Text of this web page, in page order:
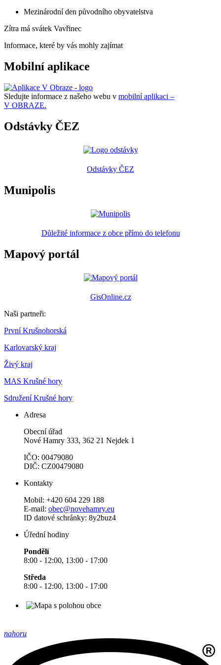
Mezinárodní den původního obyvatelstva
Zítra má svátek Vavřinec
Informace, které by vás mohly zajímat
Mobilní aplikace
Sledujte informace z našeho webu v mobilní aplikaci –
V OBRAZE.
Odstávky ČEZ
Odstávky ČEZ
Munipolis
Důležité informace z obce přímo do telefonu
Mapový portál
GisOnline.cz
Naši partneři:
První Krušnohorská
Karlovarský kraj
Živý kraj
MAS Krušné hory
Sdružení Krušné hory
Adresa
Obecní úřad
Nové Hamry 333, 362 21 Nejdek 1
IČO: 00479080
DIČ: CZ00479080
Kontakty
Mobil: +420 604 229 188
E-mail: obec@novehamry.eu
ID datové schránky: 8y2buz4
Úřední hodiny
Pondělí
8:00 - 12:00, 13:00 - 17:00
Středa
8:00 - 12:00, 13:00 - 17:00
nahoru